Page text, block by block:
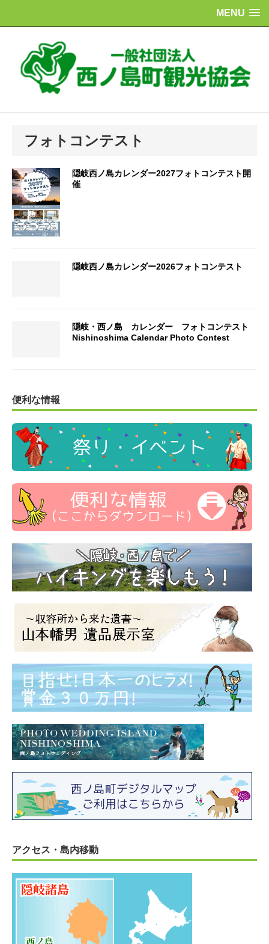
MENU
フォトコンテスト
隠岐西ノ島カレンダー2027フォトコンテスト開
催
隠岐西ノ島カレンダー2026フォトコンテスト
隠岐・西ノ島 カレンダー フォトコンテスト
Nishinoshima Calendar Photo Contest
便利な情報
アクセス・島内移動